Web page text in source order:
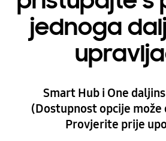
jednoga
Smart Hub i One
(Dostupnost opcije
Provjerite prije